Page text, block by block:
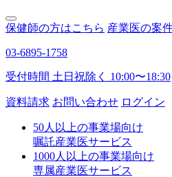
保健師の方はこちら 産業医の案
03-6895-1758
受付時間 土日祝除く 10:00〜18:30
資料請求 お問い合わせ ログイン
50人以上の事業場向け
嘱託産業医サービス
1000人以上の事業場向け
専属産業医サービス